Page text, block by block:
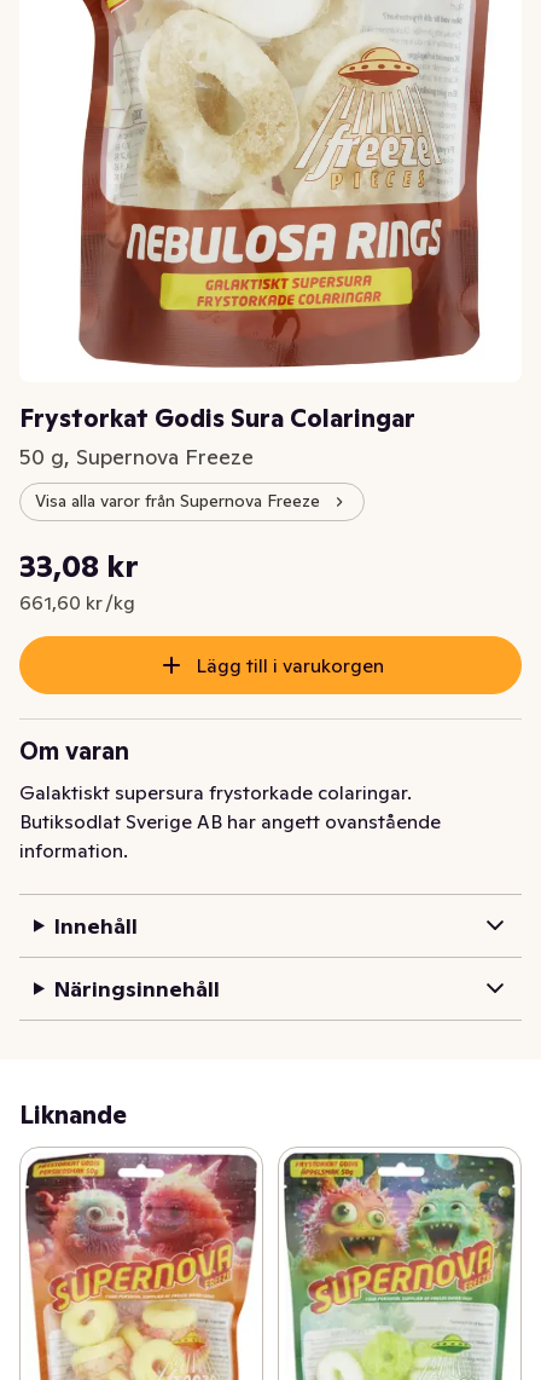
Frystorkat Godis Sura Colaringar
50 g, Supernova Freeze
Visa alla varor från Supernova Freeze
Nuvarande pris är: 33,08 kr
33,08 kr
661,60 kr /kg
Styckpris: 661,60 kr /kg
Lägg till i varukorgen
Om varan
Galaktiskt supersura frystorkade colaringar.
Butiksodlat Sverige AB har angett ovanstående
information.
Innehåll
Näringsinnehåll
Liknande